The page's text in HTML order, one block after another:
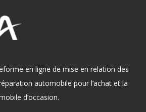
en ligne de mise en relation des
automobile pour l’achat et la
d’occasion.